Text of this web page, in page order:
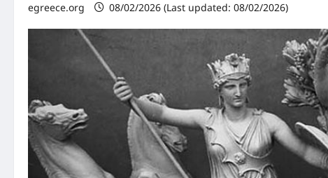
egreece.org 08/02/2026 (Last updated: 08/02/2026)